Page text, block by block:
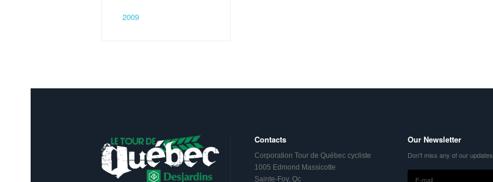
2009
Contacts
Corporation Tour de Québec cycliste
1005 Edmond Massicotte
Sainte-Foy, Qc
Our Newsletter
Don't miss any of our updates